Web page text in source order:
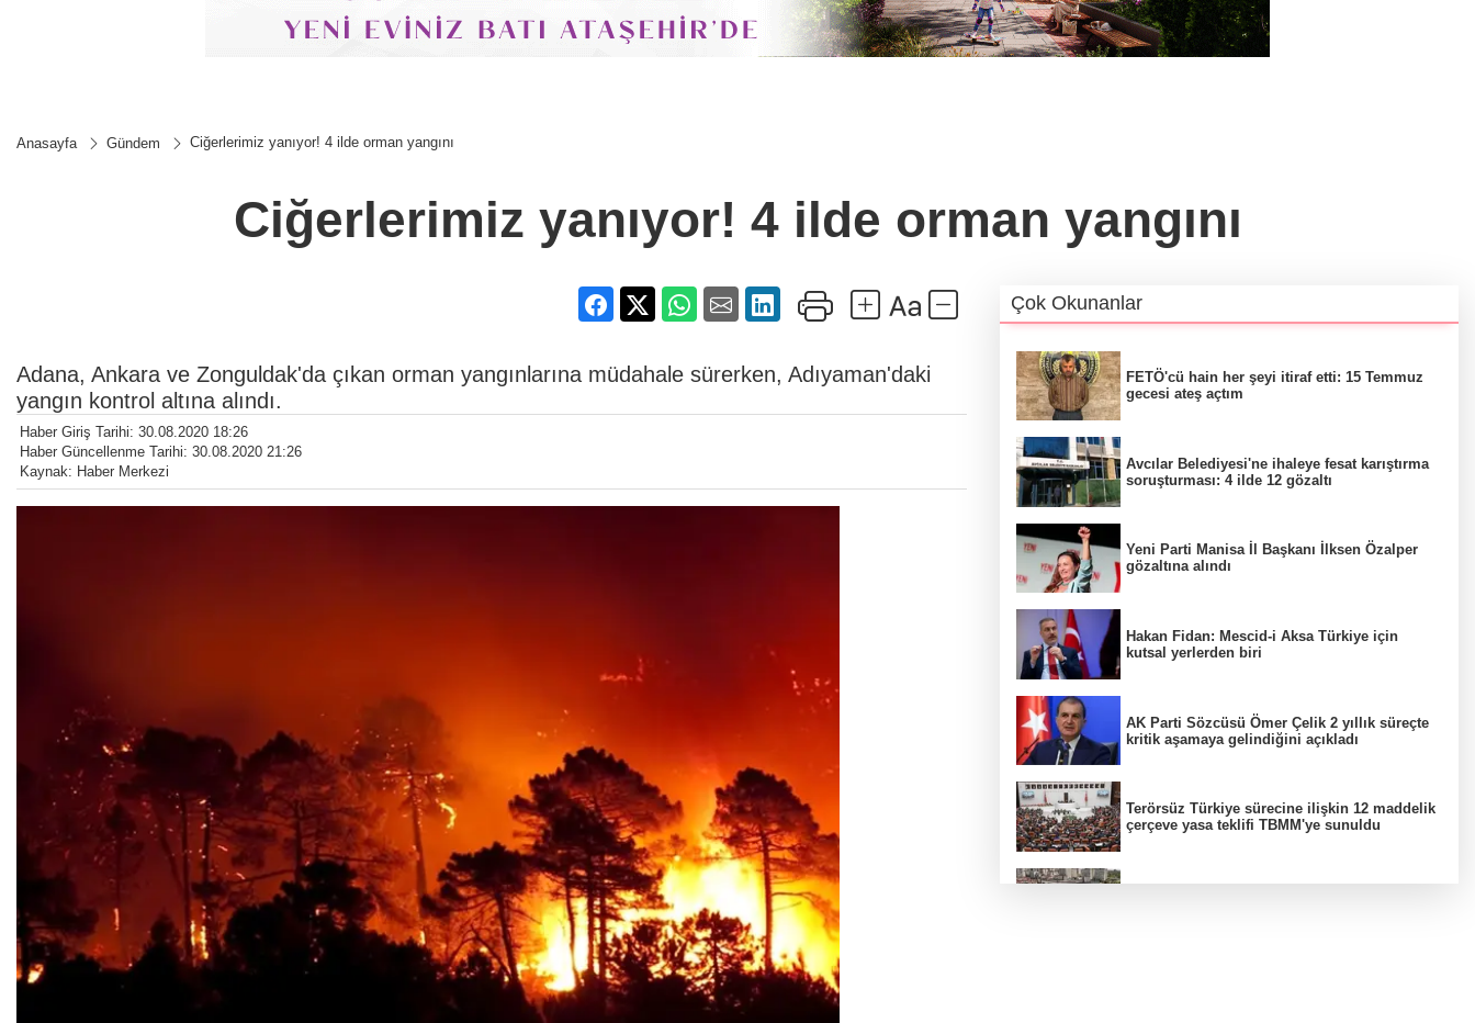
Anasayfa Gündem Ciğerlerimiz yanıyor! 4 ilde orman yangını
Ciğerlerimiz yanıyor! 4 ilde orman yangını
Adana, Ankara ve Zonguldak'da çıkan orman yangınlarına müdahale sürerken, Adıyaman'daki
yangın kontrol altına alındı.
Haber Giriş Tarihi: 30.08.2020 18:26
Haber Güncellenme Tarihi: 30.08.2020 21:26
Kaynak: Haber Merkezi
Çok Okunanlar
FETÖ'cü hain her şeyi itiraf etti: 15 Temmuz
gecesi ateş açtım
Avcılar Belediyesi'ne ihaleye fesat karıştırma
soruşturması: 4 ilde 12 gözaltı
Yeni Parti Manisa İl Başkanı İlksen Özalper
gözaltına alındı
Hakan Fidan: Mescid-i Aksa Türkiye için
kutsal yerlerden biri
AK Parti Sözcüsü Ömer Çelik 2 yıllık süreçte
kritik aşamaya gelindiğini açıkladı
Terörsüz Türkiye sürecine ilişkin 12 maddelik
çerçeve yasa teklifi TBMM'ye sunuldu